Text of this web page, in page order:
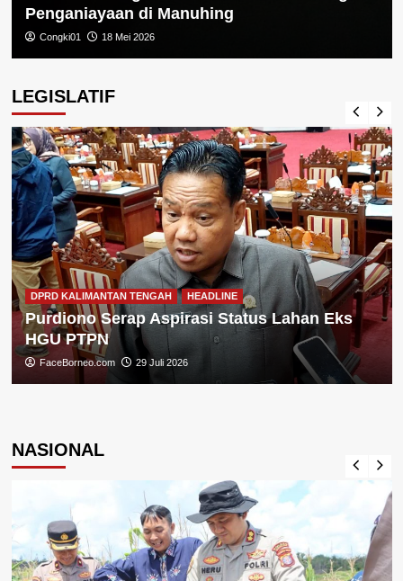
Penganiayaan di Manuhing
Congki01 18 Mei 2026
LEGISLATIF
DPRD KALIMANTAN TENGAH HEADLINE
Purdiono Serap Aspirasi Status Lahan Eks
HGU PTPN
FaceBorneo.com 29 Juli 2026
NASIONAL